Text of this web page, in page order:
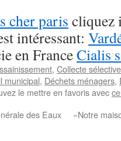
cher paris
intéressant:
en FranceCialis
, Collecte
municipal, Déchets ménagers,
le mettre en favoris avec
des Eaux
«Notre